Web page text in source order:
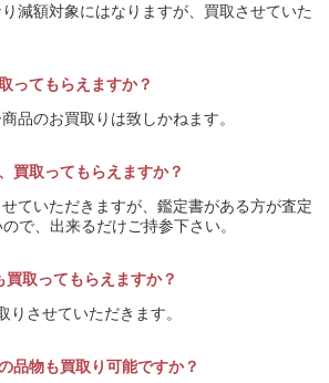
減額対象にはなりますが、買取させていた
ってもらえますか？
品のお買取りは致しかねます。
買取ってもらえますか？
ていただきますが、鑑定書がある方が査定
で、出来るだけご持参下さい。
取ってもらえますか？
りさせていただきます。
品物も買取り可能ですか？